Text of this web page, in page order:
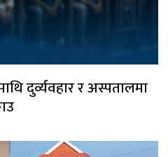
दुर्व्यवहार र अस्पतालमा